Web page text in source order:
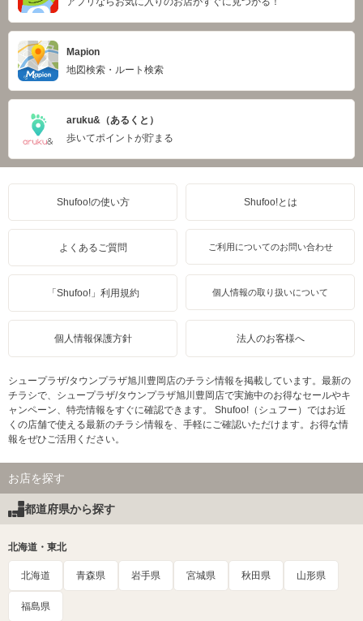
Mapion
地図検索・ルート検索
aruku&（あるくと）
歩いてポイントが貯まる
Shufoo!の使い方 Shufoo!とは
よくあるご質問 ご利用についてのお問い合わせ
「Shufoo!」利用規約 個人情報の取り扱いについて
個人情報保護方針 法人のお客様へ
シュープラザ/タウンプラザ旭川豊岡店のチラシ情報を掲載しています。最新の
チラシで、シュープラザ/タウンプラザ旭川豊岡店で実施中のお得なセールやキ
ャンペーン、特売情報をすぐに確認できます。 Shufoo!（シュフー）ではお近
くの店舗で使える最新のチラシ情報を、手軽にご確認いただけます。お得な情
報をぜひご活用ください。
お店を探す
都道府県から探す
北海道・東北
北海道 青森県 岩手県 宮城県 秋田県 山形県
福島県